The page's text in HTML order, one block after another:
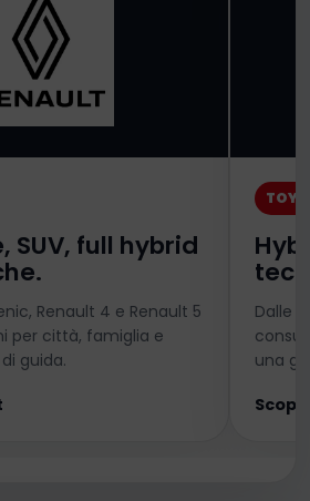
SUV, full hybrid
Renault 4 e Renault 5
per città, famiglia e
guida.
Dalle
una